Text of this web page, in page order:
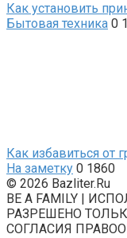
Как установить
Бытовая техника 0
Как избавиться от
На заметку 0 1860
© 2026 Bazliter.Ru
BE A FAMILY |
РАЗРЕШЕНО
СОГЛАСИЯ